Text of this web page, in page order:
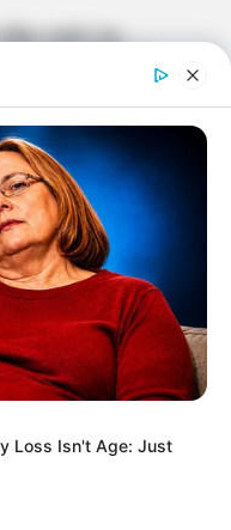
από τη
νεκρό άντρα
για
από την ζωή
έπεσε από
γέφυρα
για
Lo​ss Isn't Age: Just